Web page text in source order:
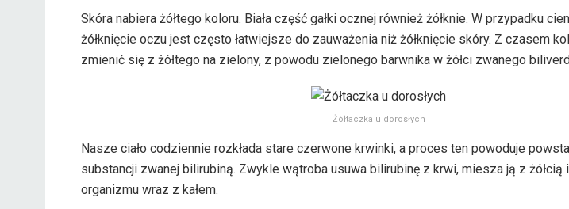
Skóra nabiera żółtego koloru. Biała część gałki ocznej również żółknie. W przypadku
żółknięcie oczu jest często łatwiejsze do zauważenia niż żółknięcie skóry. Z czasem
zmienić się z żółtego na zielony, z powodu zielonego barwnika w żółci zwanego
Żółtaczka u dorosłych
Nasze ciało codziennie rozkłada stare czerwone krwinki, a proces ten powoduje
substancji zwanej bilirubiną. Zwykle wątroba usuwa bilirubinę z krwi, miesza ją z żółcią
organizmu wraz z kałem.